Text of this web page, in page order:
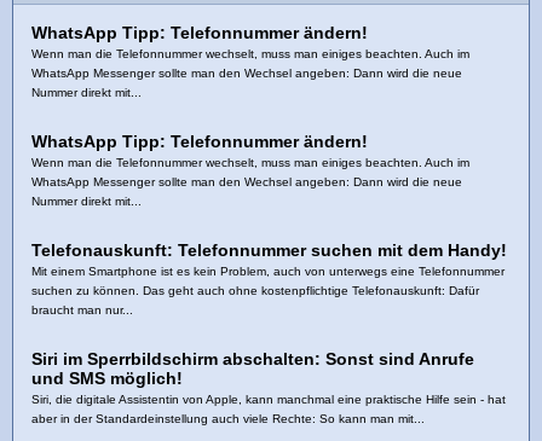
WhatsApp Tipp: Telefonnummer ändern!
Wenn man die Telefonnummer wechselt, muss man einiges beachten. Auch im
WhatsApp Messenger sollte man den Wechsel angeben: Dann wird die neue
Nummer direkt mit...
WhatsApp Tipp: Telefonnummer ändern!
Wenn man die Telefonnummer wechselt, muss man einiges beachten. Auch im
WhatsApp Messenger sollte man den Wechsel angeben: Dann wird die neue
Nummer direkt mit...
Telefonauskunft: Telefonnummer suchen mit dem Handy!
Mit einem Smartphone ist es kein Problem, auch von unterwegs eine Telefonnummer
suchen zu können. Das geht auch ohne kostenpflichtige Telefonauskunft: Dafür
braucht man nur...
Siri im Sperrbildschirm abschalten: Sonst sind Anrufe
und SMS möglich!
Siri, die digitale Assistentin von Apple, kann manchmal eine praktische Hilfe sein - hat
aber in der Standardeinstellung auch viele Rechte: So kann man mit...